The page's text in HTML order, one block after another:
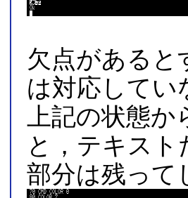
欠点があると
は対応してい
上記の状態か
と，テキス
部分は残って